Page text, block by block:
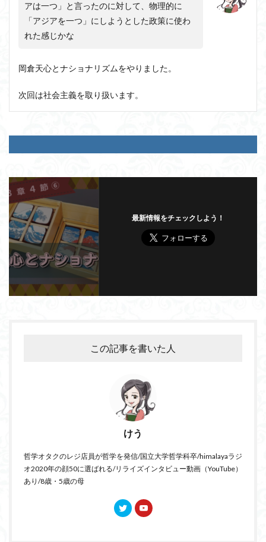
アは一つ」と言ったのに対して、物理的に
「アジアを一つ」にしようとした政策に使わ
れた感じかな
岡倉天心とナショナリズムをやりました。
次回は社会主義を取り扱います。
最新情報をチェックしよう！
この記事を書いた人
けう
哲学オタクのレジ店員が哲学を発信/国立大学哲学科卒/himalayaラジ
オ2020年の顔50に選ばれる/リライズインタビュー動画（YouTube）
あり/8歳・5歳の母